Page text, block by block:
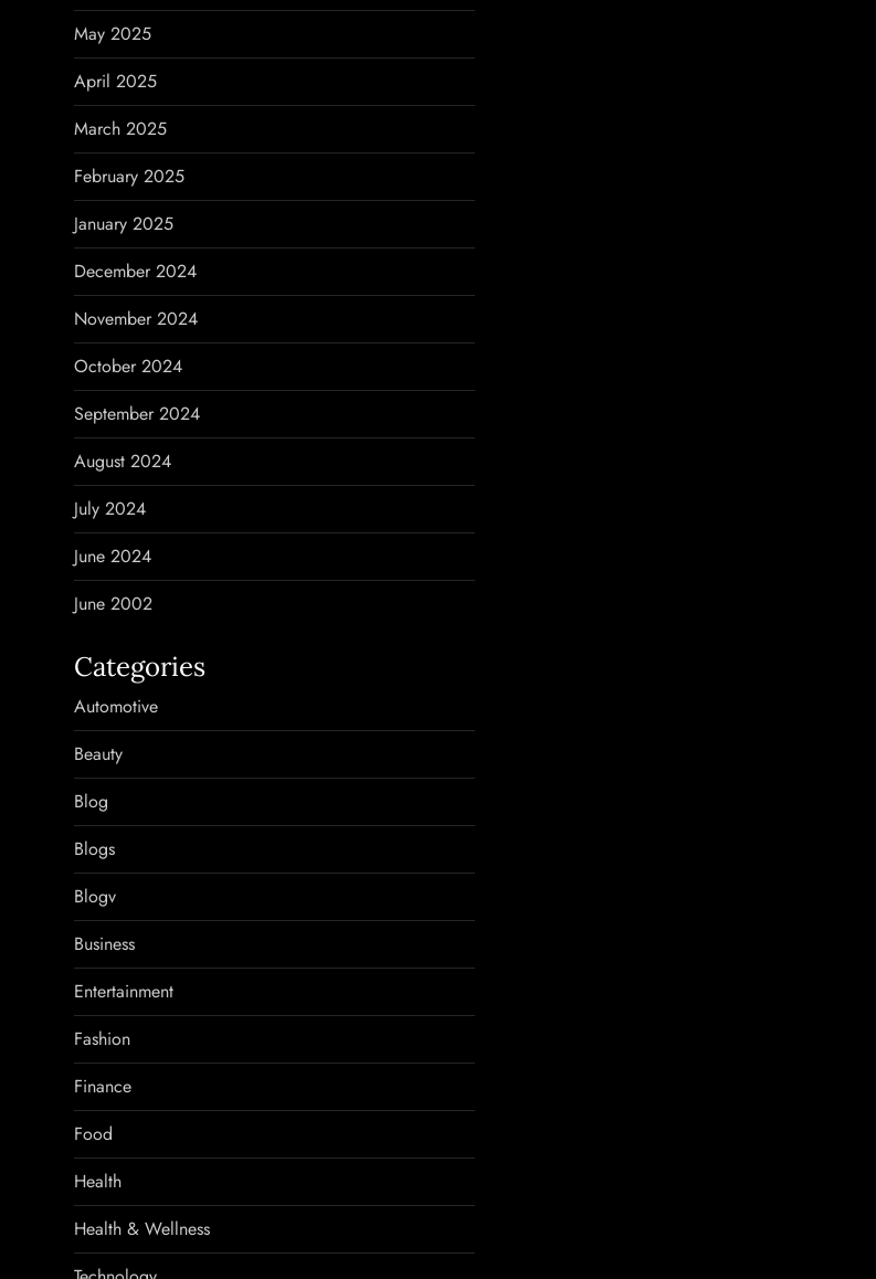
May 2025
April 2025
March 2025
February 2025
January 2025
December 2024
November 2024
October 2024
September 2024
August 2024
July 2024
June 2024
June 2002
Categories
Automotive
Beauty
Blog
Blogs
Blogv
Business
Entertainment
Fashion
Finance
Food
Health
Health & Wellness